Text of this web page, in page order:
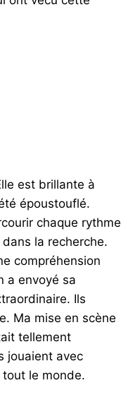
est brillante à
époustouflé.
chaque rythme
la recherche.
compréhension
a envoyé sa
Ils
Ma mise en scène
tellement
jouaient avec
le monde.